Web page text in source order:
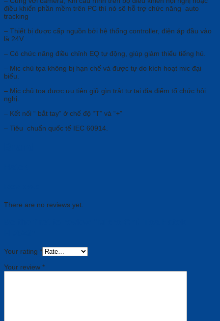
điều khiển phần mềm trên PC thì nó sẽ hỗ trợ chức năng auto
tracking
– Thiết bị được cấp nguồn bởi hệ thống controller, điện áp đầu vào
là 24V.
– Có chức năng điều chỉnh EQ tự động, giúp giảm thiểu tiếng hú.
– Mic chủ tọa không bị hạn chế và được tự do kích hoạt mic đại
biểu.
– Mic chủ tọa được ưu tiên giữ gìn trật tự tại địa điểm tổ chức hội
nghị.
– Kết nối “ bắt tay” ở chế độ “T” và “+”
– Tiêu chuẩn quốc tế IEC 60914.
There are no reviews yet.
Your rating *
Your review *